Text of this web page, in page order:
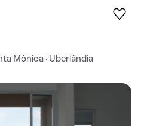
Mônica · Uberlândia